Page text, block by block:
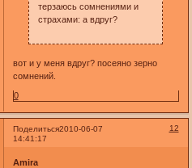
терзаюсь сомнениями и
страхами: а вдруг?
вот и у меня вдруг? посеяно зерно
сомнений.
0
Поделиться 12
2010-06-07
14:41:17
Amira